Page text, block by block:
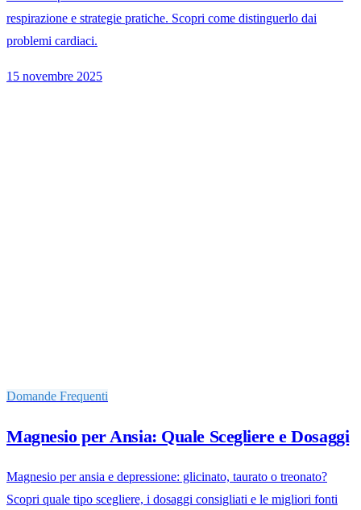
respirazione e strategie pratiche. Scopri come distinguerlo dai
problemi cardiaci.
15 novembre 2025
Domande Frequenti
Magnesio per Ansia: Quale Scegliere e Dosaggi
Magnesio per ansia e depressione: glicinato, taurato o treonato?
Scopri quale tipo scegliere, i dosaggi consigliati e le migliori fonti